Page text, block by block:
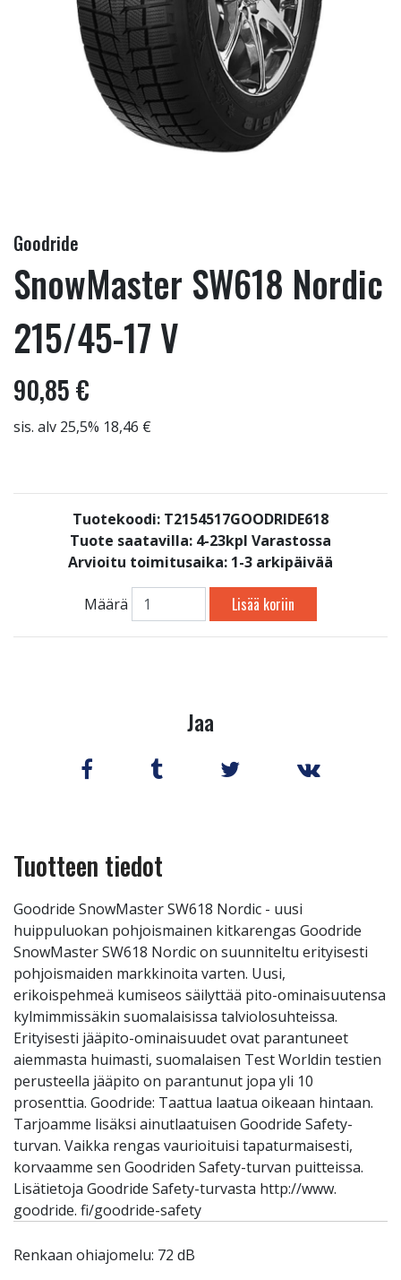
Goodride
SnowMaster SW618 Nordic
215/45-17 V
90,85 €
sis. alv 25,5% 18,46 €
Tuotekoodi: T2154517GOODRIDE618
Tuote saatavilla: 4-23kpl Varastossa
Arvioitu toimitusaika: 1-3 arkipäivää
Määrä Lisää koriin
Jaa
Tuotteen tiedot
Goodride SnowMaster SW618 Nordic - uusi
huippuluokan pohjoismainen kitkarengas Goodride
SnowMaster SW618 Nordic on suunniteltu erityisesti
pohjoismaiden markkinoita varten. Uusi,
erikoispehmeä kumiseos säilyttää pito-ominaisuutensa
kylmimmissäkin suomalaisissa talviolosuhteissa.
Erityisesti jääpito-ominaisuudet ovat parantuneet
aiemmasta huimasti, suomalaisen Test Worldin testien
perusteella jääpito on parantunut jopa yli 10
prosenttia. Goodride: Taattua laatua oikeaan hintaan.
Tarjoamme lisäksi ainutlaatuisen Goodride Safety-
turvan. Vaikka rengas vaurioituisi tapaturmaisesti,
korvaamme sen Goodriden Safety-turvan puitteissa.
Lisätietoja Goodride Safety-turvasta http://www.
goodride. fi/goodride-safety
Renkaan ohiajomelu: 72 dB